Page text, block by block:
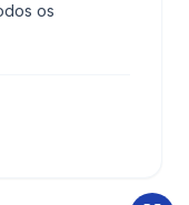
os